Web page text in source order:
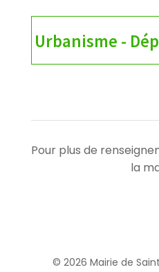
Urbanisme -
Pour plus de
la
© 2026 Mairie de